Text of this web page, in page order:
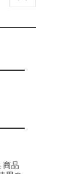
商品